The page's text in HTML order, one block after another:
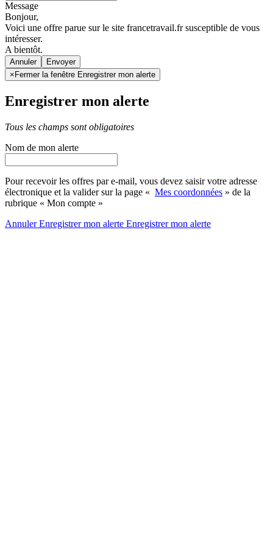
Message
Bonjour,
Voici une offre parue sur le site francetravail.fr susceptible de vous
intéresser.
A bientôt.
Annuler
× Fermer la fenêtre Enregistrer mon alerte
Enregistrer mon alerte
Tous les champs sont obligatoires
Nom de mon alerte
Pour recevoir les offres par e-mail, vous devez saisir votre adresse
électronique et la valider sur la page « Mes coordonnées » de la
rubrique « Mon compte »
AnnulerEnregistrer mon alerte Enregistrermon alerte